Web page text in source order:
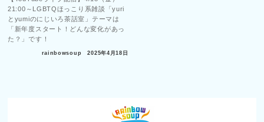
21:00～LGBTQほっこり系雑談「yuri
とyumiのにじいろ茶話室」テーマは
「新年度スタート！どんな変化があっ
た？」です！
rainbowsoup 2025年4月18日